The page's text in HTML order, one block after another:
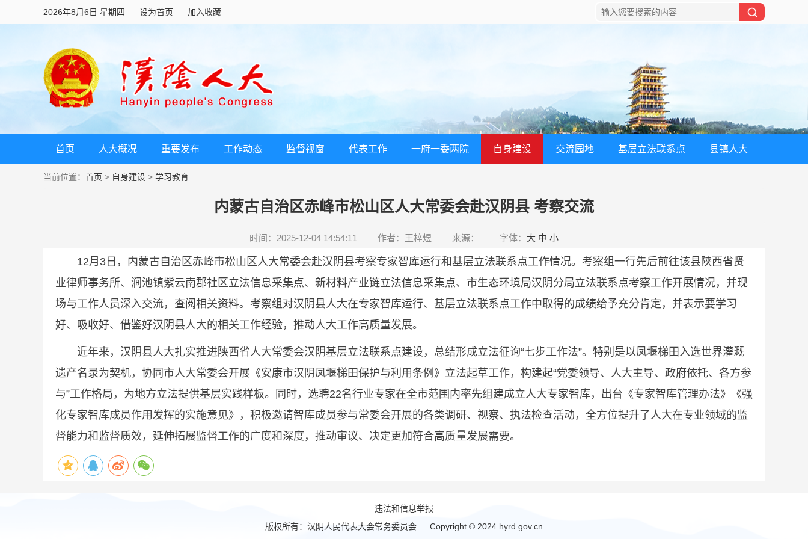
2026年8月6日 星期四 设为首页 加入收藏
首页 人大概况 重要发布 工作动态 监督视窗 代表工作 一府一委两院 自身建设 交流园地 基层立法联系点 县镇人大
当前位置： 首页 > 自身建设 > 学习教育
内蒙古自治区赤峰市松山区人大常委会赴汉阴县 考察交流
时间：2025-12-04 14:54:11 作者：王梓煜 来源： 字体： 大 中 小
12月3日，内蒙古自治区赤峰市松山区人大常委会赴汉阴县考察专家智库运行和基层立法联系点工作情况。考察组一行先后前往该县陕西省贤
业律师事务所、涧池镇紫云南郡社区立法信息采集点、新材料产业链立法信息采集点、市生态环境局汉阴分局立法联系点考察工作开展情况，并现
场与工作人员深入交流，查阅相关资料。考察组对汉阴县人大在专家智库运行、基层立法联系点工作中取得的成绩给予充分肯定，并表示要学习
好、吸收好、借鉴好汉阴县人大的相关工作经验，推动人大工作高质量发展。
近年来，汉阴县人大扎实推进陕西省人大常委会汉阴基层立法联系点建设，总结形成立法征询“七步工作法”。特别是以凤堰梯田入选世界灌溉
遗产名录为契机，协同市人大常委会开展《安康市汉阴凤堰梯田保护与利用条例》立法起草工作，构建起“党委领导、人大主导、政府依托、各方参
与”工作格局，为地方立法提供基层实践样板。同时，选聘22名行业专家在全市范围内率先组建成立人大专家智库，出台《专家智库管理办法》《强
化专家智库成员作用发挥的实施意见》，积极邀请智库成员参与常委会开展的各类调研、视察、执法检查活动，全方位提升了人大在专业领域的监
督能力和监督质效，延伸拓展监督工作的广度和深度，推动审议、决定更加符合高质量发展需要。
违法和信息举报
版权所有：汉阴人民代表大会常务委员会 Copyright © 2024 hyrd.gov.cn